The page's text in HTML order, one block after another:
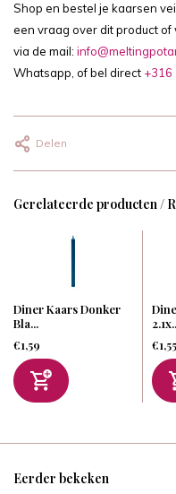
Shop en bestel je kaarsen
een vraag over dit product of
via de mail:
Whatsapp, of bel direct +316
Delen
Gerelateerde producten /
Diner Kaars Donker
Bla...
€1,59
€1,55
Eerder bekeken